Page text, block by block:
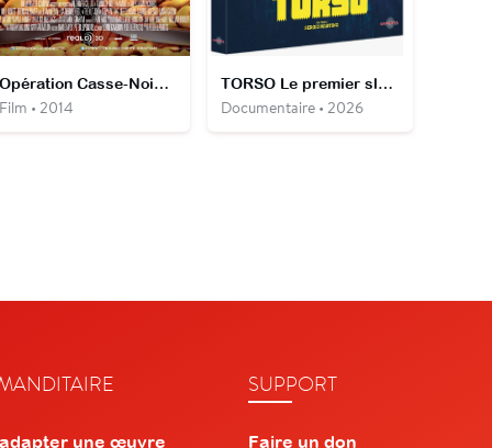
Opération Casse-Noisette
• 2014
TORSO Le premier slasher
Documentaire • 2026
une œuvre
SUPPORT
Faire un don